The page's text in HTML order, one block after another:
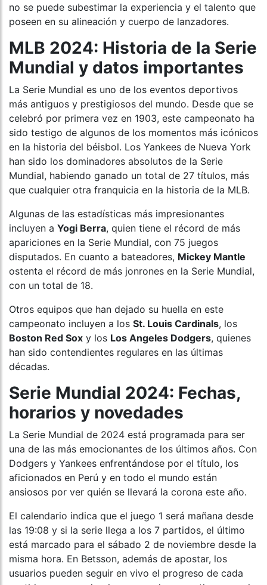
no se puede subestimar la experiencia y el talento que
poseen en su alineación y cuerpo de lanzadores.
MLB 2024: Historia de la Serie
Mundial y datos importantes
La Serie Mundial es uno de los eventos deportivos
más antiguos y prestigiosos del mundo. Desde que se
celebró por primera vez en 1903, este campeonato ha
sido testigo de algunos de los momentos más icónicos
en la historia del béisbol. Los Yankees de Nueva York
han sido los dominadores absolutos de la Serie
Mundial, habiendo ganado un total de 27 títulos, más
que cualquier otra franquicia en la historia de la MLB.
Algunas de las estadísticas más impresionantes
incluyen a Yogi Berra, quien tiene el récord de más
apariciones en la Serie Mundial, con 75 juegos
disputados. En cuanto a bateadores, Mickey Mantle
ostenta el récord de más jonrones en la Serie Mundial,
con un total de 18.
Otros equipos que han dejado su huella en este
campeonato incluyen a los St. Louis Cardinals, los
Boston Red Sox y los Los Angeles Dodgers, quienes
han sido contendientes regulares en las últimas
décadas.
Serie Mundial 2024: Fechas,
horarios y novedades
La Serie Mundial de 2024 está programada para ser
una de las más emocionantes de los últimos años. Con
Dodgers y Yankees enfrentándose por el título, los
aficionados en Perú y en todo el mundo están
ansiosos por ver quién se llevará la corona este año.
El calendario indica que el juego 1 será mañana desde
las 19:08 y si la serie llega a los 7 partidos, el último
está marcado para el sábado 2 de noviembre desde la
misma hora. En Betsson, además de apostar, los
usuarios pueden seguir en vivo el progreso de cada